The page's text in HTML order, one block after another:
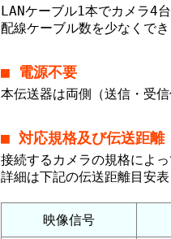
LANケーブル1本でカメラ4
配線ケーブル数を少なくで
■ 電源不要
本伝送器は両側（送信・受
■ 対応規格及び伝送距離
接続するカメラの規格によ
詳細は下記の伝送距離目安
映像信号